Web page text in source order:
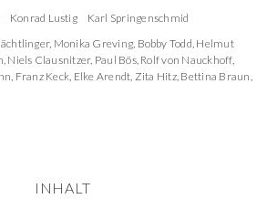
Konrad Lustig
Karl Springenschmid
, Monika Greving, Bobby Todd, Helmut
, Niels Clausnitzer, Paul Bös, Rolf von Nauckhoff,
, Franz Keck, Elke Arendt, Zita Hitz, Bettina Braun,
INHALT